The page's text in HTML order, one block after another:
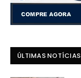
ÚLTIMAS NOTÍCIAS